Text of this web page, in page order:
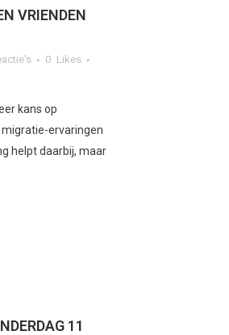
VRIENDEN
0 Likes
kans op
ervaringen
helpt daarbij, maar
11